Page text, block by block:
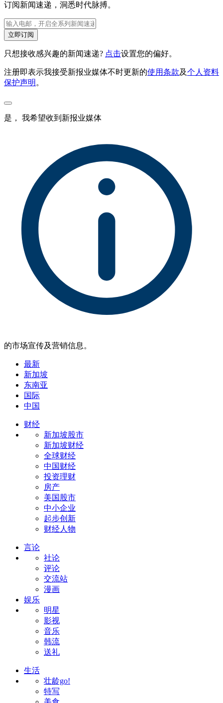
订阅新闻速递，洞悉时代脉搏。
立即订阅
只想接收感兴趣的新闻速递? 点击设置您的偏好。
注册即表示我接受新报业媒体不时更新的使用条款及个人资料
保护声明 。
是， 我希望收到新报业媒体
的市场宣传及营销信息。
最新
新加坡
东南亚
国际
中国
财经
新加坡股市
新加坡财经
全球财经
中国财经
投资理财
房产
美国股市
中小企业
起步创新
财经人物
言论
社论
评论
交流站
漫画
娱乐
明星
影视
音乐
韩流
送礼
生活
壮龄go!
特写